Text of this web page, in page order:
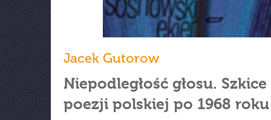
Jacek Gutorow
Niepodległość głosu. Szkice
poezji polskiej po 1968 roku